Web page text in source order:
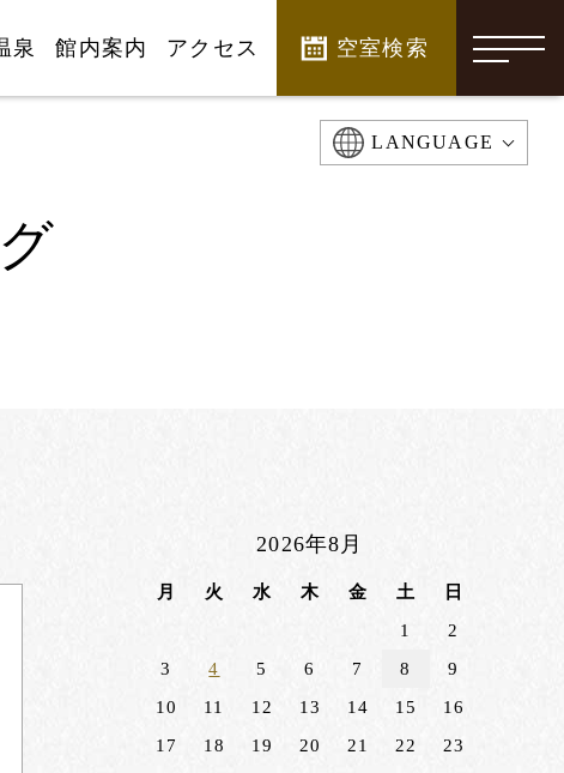
泉 館内案内 アクセス 空室検索
LANGUAGE
2026年8月
月 火 水 木 金 土
日
1
2
3
4 5 6 7 8
9
10
11 12 13 14 15
16
17
18 19 20 21 22
23